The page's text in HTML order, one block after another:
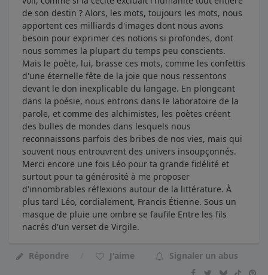
de son destin ? Alors, les mots, toujours les mots, nous
apportent ces milliards d'images dont nous avons
besoin pour exprimer ces notions si profondes, dont
nous sommes la plupart du temps peu conscients.
Mais le poète, lui, brasse ces mots, comme les confettis
d'une éternelle fête de la joie que nous ressentons
devant le don inexplicable du langage. En plongeant
dans la poésie, nous entrons dans le laboratoire de la
parole, et comme des alchimistes, les poètes créent
des bulles de mondes dans lesquels nous
reconnaissons parfois des bribes de nos vies, mais qui
souvent nous entrouvrent des univers insoupçonnés.
Merci encore une fois Léo pour ta grande fidélité et
surtout pour ta générosité à me proposer
d'innombrables réflexions autour de la littérature. À
plus tard Léo, cordialement, Francis Étienne. Sous un
masque de pluie une ombre se faufile Entre les fils
nacrés d'un verset de Virgile.
Répondre J'aime Signaler un abus